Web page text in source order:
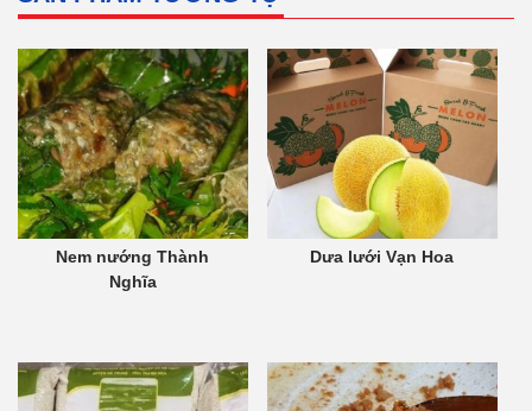
Nem nướng Thành
Nghĩa
Dưa lưới Vạn Hoa